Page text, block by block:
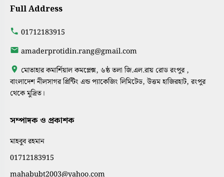
Full Address
01712183915
amaderprotidin.rang@gmail.com
মোতাহার কমার্শিয়াল কমপ্লেক্স, ৬ষ্ঠ তলা জি.এল.রায় রোড রংপুর ,
বাংলাদেশ নীলসাগর প্রিন্টিং এন্ড প্যাকেজিং লিমিটেড, উত্তম হাজিরহাট, রংপুর
থেকে মুদ্রিত।
সম্পাদক ও প্রকাশক
মাহবুব রহমান
01712183915
mahabubt2003@yahoo.com